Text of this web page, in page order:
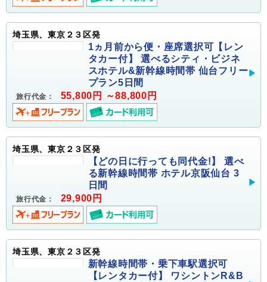
埼玉県、東京２３区発
1ヵ月前から便・座席選択可【レン
タカー付】 選べるシティ・ビジネ
スホテル&新幹線時間帯 仙台フリー
プラン5日間
旅行代金： 55,800円 ～88,800円
埼玉県、東京２３区発
【どの日に行っても同代金!】 選べ
る新幹線時間帯 ホテル京阪仙台 3
日間
旅行代金： 29,900円
埼玉県、東京２３区発
新幹線時間帯・乗下車駅選択可
【レンタカー付】 ワシントンR&B